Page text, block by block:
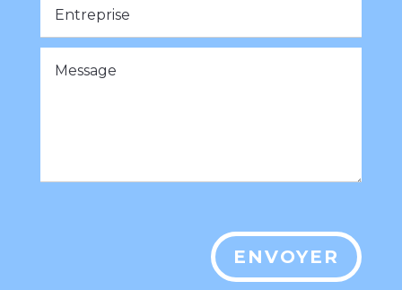
ENVOYER